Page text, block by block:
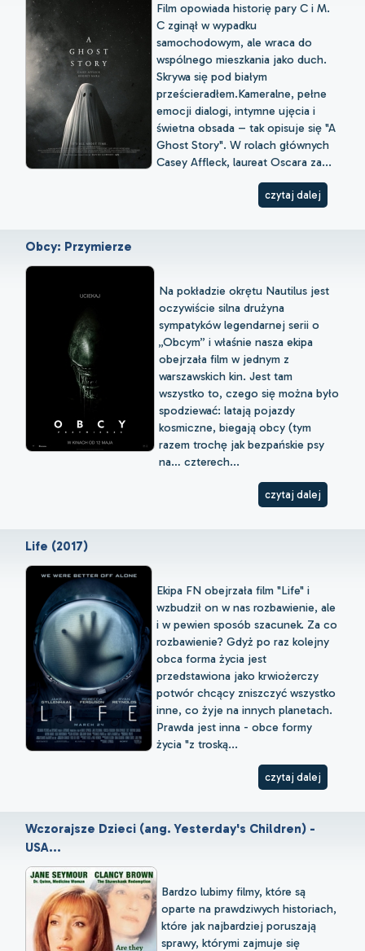
Film opowiada historię pary C i M.
C zginął w wypadku
samochodowym, ale wraca do
wspólnego mieszkania jako duch.
Skrywa się pod białym
prześcieradłem.Kameralne, pełne
emocji dialogi, intymne ujęcia i
świetna obsada – tak opisuje się "A
Ghost Story". W rolach głównych
Casey Affleck, laureat Oscara za...
czytaj dalej
Obcy: Przymierze
Na pokładzie okrętu Nautilus jest
oczywiście silna drużyna
sympatyków legendarnej serii o
„Obcym” i właśnie nasza ekipa
obejrzała film w jednym z
warszawskich kin. Jest tam
wszystko to, czego się można było
spodziewać: latają pojazdy
kosmiczne, biegają obcy (tym
razem trochę jak bezpańskie psy
na… czterech...
czytaj dalej
Life (2017)
Ekipa FN obejrzała film "Life" i
wzbudził on w nas rozbawienie, ale
i w pewien sposób szacunek. Za co
rozbawienie? Gdyż po raz kolejny
obca forma życia jest
przedstawiona jako krwiożerczy
potwór chcący zniszczyć wszystko
inne, co żyje na innych planetach.
Prawda jest inna - obce formy
życia "z troską...
czytaj dalej
Wczorajsze Dzieci (ang. Yesterday's Children) -
USA...
Bardzo lubimy filmy, które są
oparte na prawdziwych historiach,
które jak najbardziej poruszają
sprawy, którymi zajmuje się